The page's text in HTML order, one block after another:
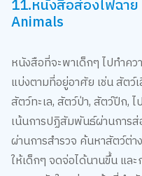
เวลาว่างอย่างสร้างสรรค์
(Spot the Difference) และ
-เสริมความคิดสร้างสรรค์ ด้
เพื่อนๆ ในบรรยากาศวันหยุด
-มีสติกเกอร์จำนวนมากสำห
เล่ม ช่วยเพิ่มความเพลิดเพลิ